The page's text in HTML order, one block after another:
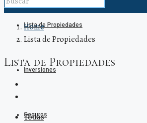
Lista de Propiedades
Inversiones
Seguros
Home
Lista de Propiedades
Lista de Propiedades
Todas